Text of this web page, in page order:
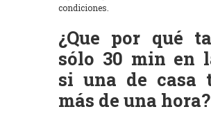
condiciones.
¿Que por qué
sólo 30 min en
si una de casa
más de una hora?